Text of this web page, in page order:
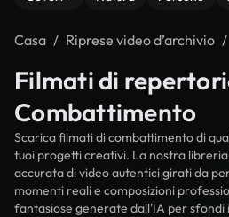
Casa Riprese video d’archivio
Filmati di
Combattimento
Scarica filmati di combattimento di
tuoi progetti creativi. La nostra
accurata di video autentici girati da
momenti reali e composizioni
fantasiose generate dall'IA per sfondi